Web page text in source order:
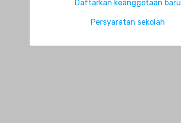
Daftarkan keanggotaan baru
Persyaratan sekolah